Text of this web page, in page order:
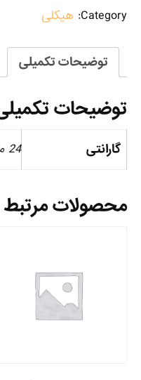
Category: هیکلی
توضیحات تکمیلی
توضیحات
گارانتی 24 ماه ضمانت تعویض
محصولات مرتبط